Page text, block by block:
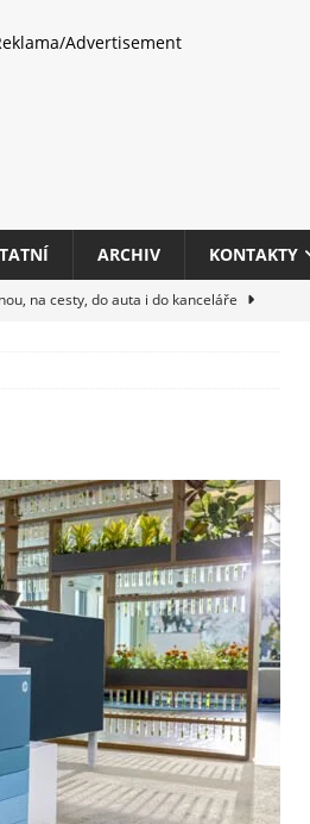
Advertisement
ARCHIV KONTAKTY
na cesty, do auta i do kanceláře
promění vaši kuchyň na italskou
vědět milovníci technologií